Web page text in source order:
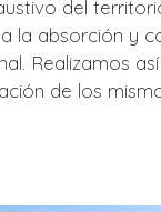
del
la absorción y
Realizamos
de los